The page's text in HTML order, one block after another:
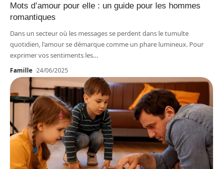
Mots d’amour pour elle : un guide pour les hommes
romantiques
Dans un secteur où les messages se perdent dans le tumulte
quotidien, l'amour se démarque comme un phare lumineux. Pour
exprimer vos sentiments les…
Famille 24/06/2025